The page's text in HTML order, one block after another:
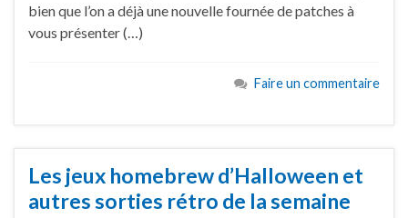
bien que l’on a déjà une nouvelle fournée de patches à
vous présenter (…)
Faire un commentaire
Les jeux homebrew d’Halloween et
autres sorties rétro de la semaine